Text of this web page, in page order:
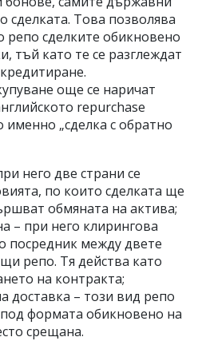
сделката. Това позволява
сделките обикновено
тъй като те се разглеждат
още се наричат
repurchase
„сделка с обратно
него две страни се
по които сделката ще
обмяната на актива;
– при него клирингова
посредник между двете
репо. Тя действа като
на контракта;
доставка – този вид репо
формата обикновено на
срещана.